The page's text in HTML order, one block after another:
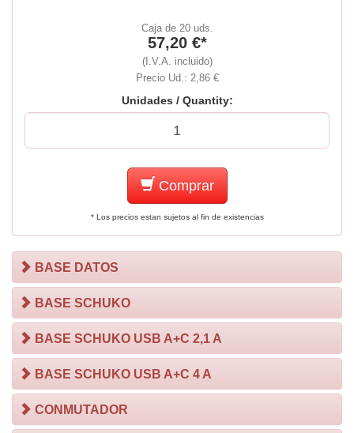
Caja de 20 uds.
57,20 €*
(I.V.A. incluido)
Precio Ud.: 2,86 €
Unidades / Quantity:
Comprar
* Los precios estan sujetos al fin de existencias
BASE DATOS
BASE SCHUKO
BASE SCHUKO USB A+C 2,1 A
BASE SCHUKO USB A+C 4 A
CONMUTADOR